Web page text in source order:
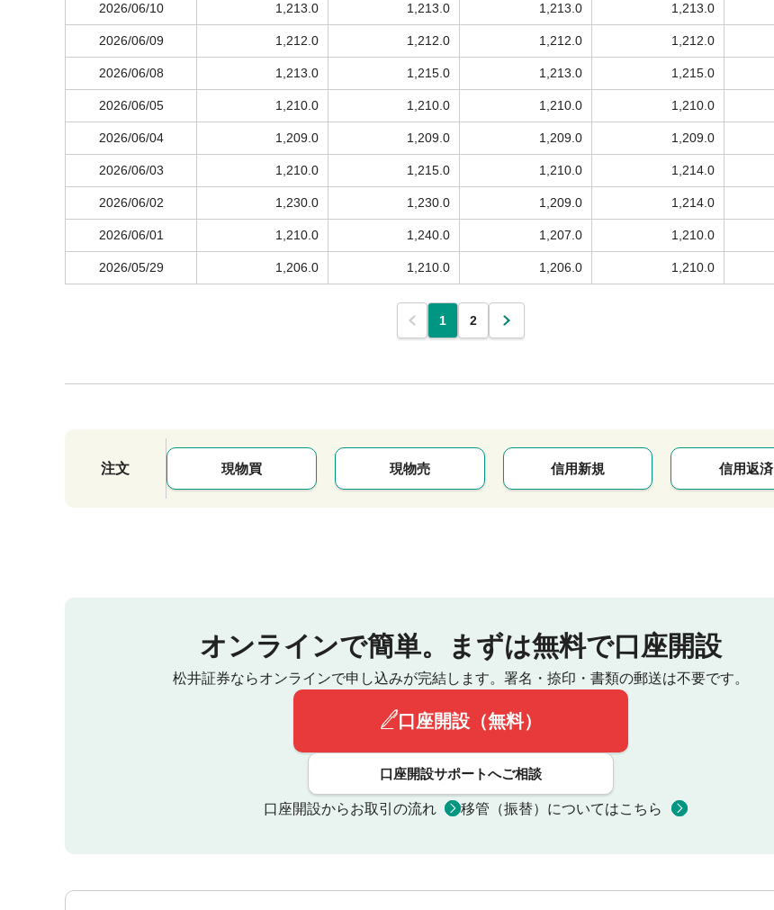
2026/06/10 1,213.0 1,213.0 1,213.0 1,213.0
2026/06/09 1,212.0 1,212.0 1,212.0 1,212.0
2026/06/08 1,213.0 1,215.0 1,213.0 1,215.0
2026/06/05 1,210.0 1,210.0 1,210.0 1,210.0
2026/06/04 1,209.0 1,209.0 1,209.0 1,209.0
2026/06/03 1,210.0 1,215.0 1,210.0 1,214.0
2026/06/02 1,230.0 1,230.0 1,209.0 1,214.0
2026/06/01 1,210.0 1,240.0 1,207.0 1,210.0
2026/05/29 1,206.0 1,210.0 1,206.0 1,210.0
1 2
注文 現物買 現物売 信用新規 信用返済
オンラインで簡単。 まずは無料で口座開設
松井証券ならオンラインで申し込みが完結します。 署名・捺印・書類の郵送は不要です。
口座開設（無料）
口座開設サポートへご相談
口座開設からお取引の流れ 移管（振替）についてはこちら